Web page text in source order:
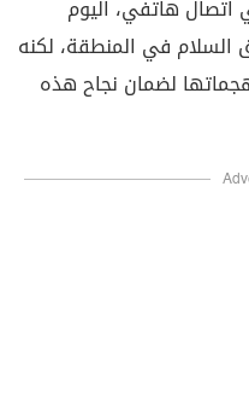
اتصال هاتفي، اليوم
السلام في المنطقة، لكنه
لضمان نجاح هذه